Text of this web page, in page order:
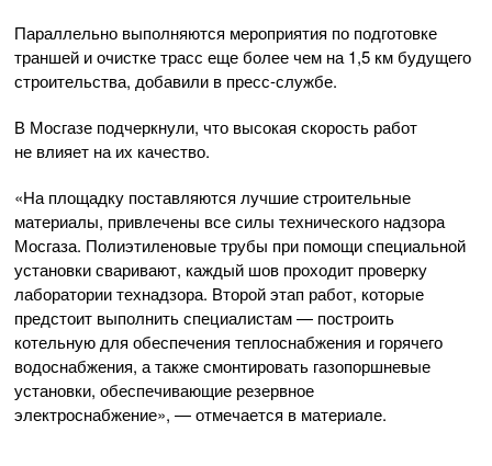
Параллельно выполняются мероприятия по подготовке
траншей и очистке трасс еще более чем на 1,5 км будущего
строительства, добавили в пресс-службе.
В Мосгазе подчеркнули, что высокая скорость работ
не влияет на их качество.
«На площадку поставляются лучшие строительные
материалы, привлечены все силы технического надзора
Мосгаза. Полиэтиленовые трубы при помощи специальной
установки сваривают, каждый шов проходит проверку
лаборатории технадзора. Второй этап работ, которые
предстоит выполнить специалистам — построить
котельную для обеспечения теплоснабжения и горячего
водоснабжения, а также смонтировать газопоршневые
установки, обеспечивающие резервное
электроснабжение», — отмечается в материале.